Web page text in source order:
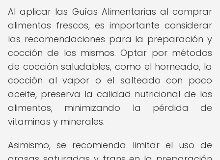
Al aplicar las Guías Alimentarias al comprar
alimentos frescos, es importante considerar
las recomendaciones para la preparación y
cocción de los mismos. Optar por métodos
de cocción saludables, como el horneado, la
cocción al vapor o el salteado con poco
aceite, preserva la calidad nutricional de los
alimentos, minimizando la pérdida de
vitaminas y minerales.
Asimismo, se recomienda limitar el uso de